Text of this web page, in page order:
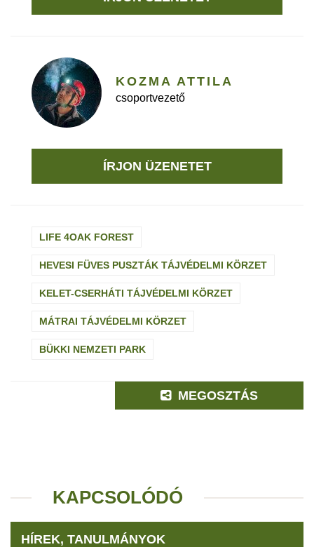
KOZMA ATTILA
csoportvezető
ÍRJON ÜZENETET
LIFE 4OAK FOREST
HEVESI FÜVES PUSZTÁK TÁJVÉDELMI KÖRZET
KELET-CSERHÁTI TÁJVÉDELMI KÖRZET
MÁTRAI TÁJVÉDELMI KÖRZET
BÜKKI NEMZETI PARK
MEGOSZTÁS
KAPCSOLÓDÓ
HÍREK, TANULMÁNYOK